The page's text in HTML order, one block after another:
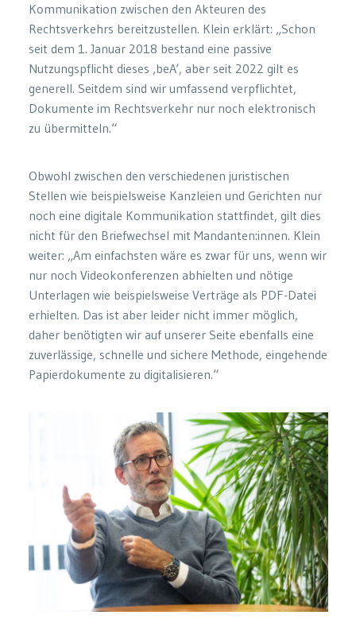
Kommunikation zwischen den Akteuren des
Rechtsverkehrs bereitzustellen. Klein erklärt: „Schon
seit dem 1. Januar 2018 bestand eine passive
Nutzungspflicht dieses ‚beA‘, aber seit 2022 gilt es
generell. Seitdem sind wir umfassend verpflichtet,
Dokumente im Rechtsverkehr nur noch elektronisch
zu übermitteln.“
Obwohl zwischen den verschiedenen juristischen
Stellen wie beispielsweise Kanzleien und Gerichten nur
noch eine digitale Kommunikation stattfindet, gilt dies
nicht für den Briefwechsel mit Mandanten:innen. Klein
weiter: „Am einfachsten wäre es zwar für uns, wenn wir
nur noch Videokonferenzen abhielten und nötige
Unterlagen wie beispielsweise Verträge als PDF-Datei
erhielten. Das ist aber leider nicht immer möglich,
daher benötigten wir auf unserer Seite ebenfalls eine
zuverlässige, schnelle und sichere Methode, eingehende
Papierdokumente zu digitalisieren.“